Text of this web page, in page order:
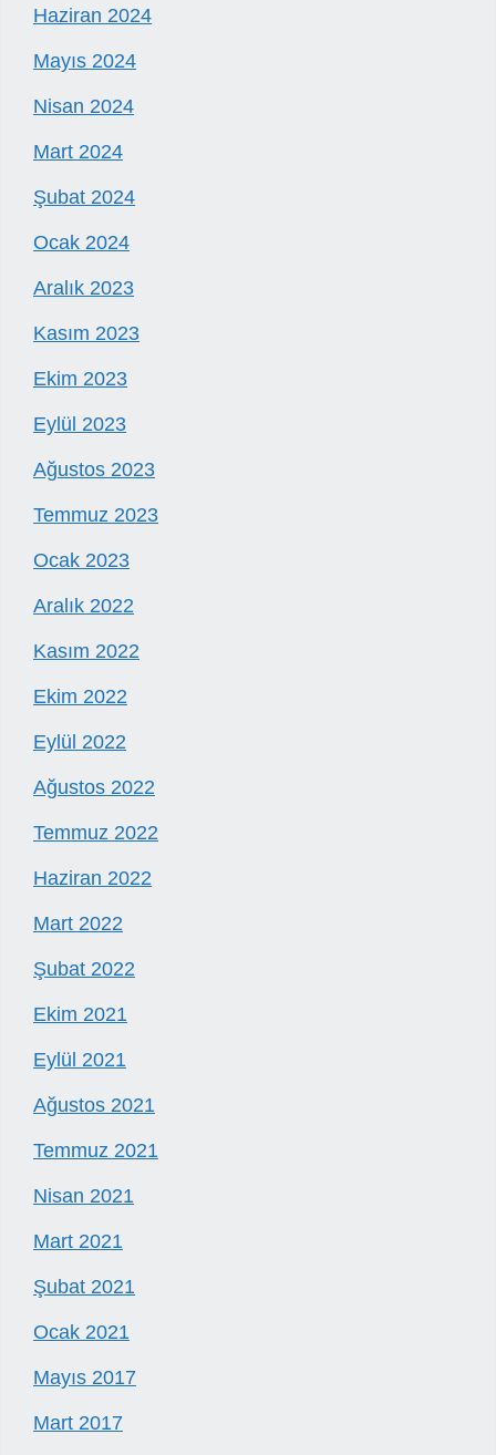
Haziran 2024
Mayıs 2024
Nisan 2024
Mart 2024
Şubat 2024
Ocak 2024
Aralık 2023
Kasım 2023
Ekim 2023
Eylül 2023
Ağustos 2023
Temmuz 2023
Ocak 2023
Aralık 2022
Kasım 2022
Ekim 2022
Eylül 2022
Ağustos 2022
Temmuz 2022
Haziran 2022
Mart 2022
Şubat 2022
Ekim 2021
Eylül 2021
Ağustos 2021
Temmuz 2021
Nisan 2021
Mart 2021
Şubat 2021
Ocak 2021
Mayıs 2017
Mart 2017